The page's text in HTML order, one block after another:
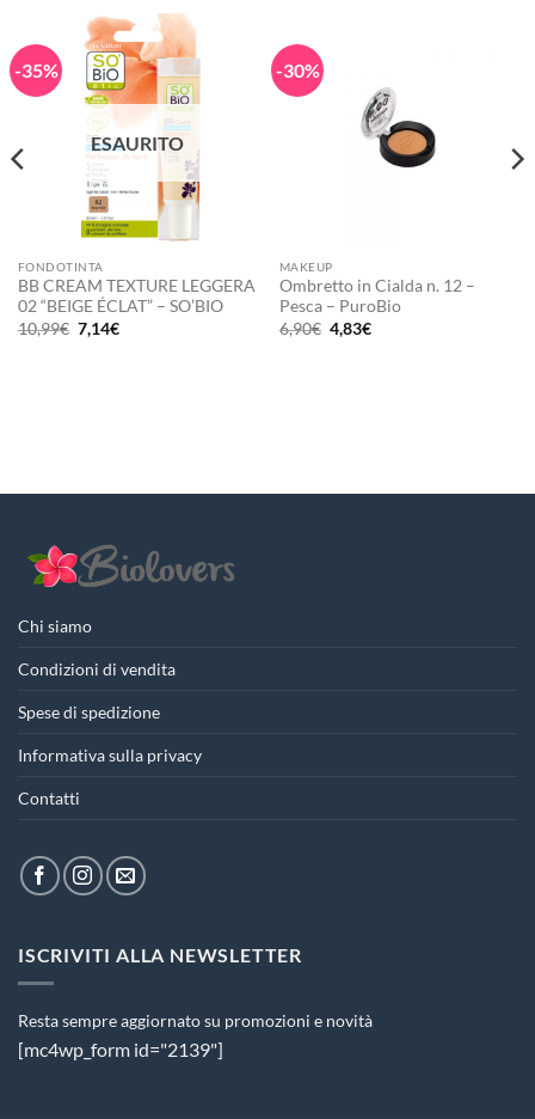
-35%
ESAURITO
FONDOTINTA
BB CREAM TEXTURE LEGGERA
02 “BEIGE ÉCLAT” – SO’BIO
10,99€ Il
prezzo
7,14€Il
-30%
MAKEUP
Ombretto in Cialda n. 12 –
Pesca – PuroBio
6,90€ Il
prezzo
4,83€Il
Chi siamo
Condizioni di vendita
Spese di spedizione
Informativa sulla privacy
Contatti
ISCRIVITI ALLA NEWSLETTER
Resta sempre aggiornato su promozioni e novità
[mc4wp_form id="2139"]